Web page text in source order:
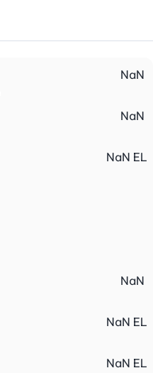
NaN
NaN
NaN EL
NaN
NaN EL
NaN EL